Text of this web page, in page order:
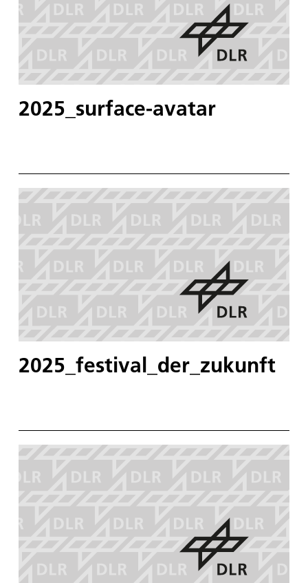
2025_surface-avatar
2025_festival_der_zukunft